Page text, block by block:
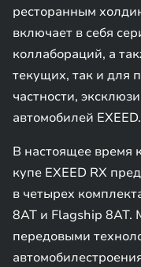
ресторанным
включает в себя
коллабораций, а
текущих, так и для
частности,
автомобилей EXEED.
В настоящее время
купе EXEED RX
в четырех
8AT и Flagship
передовыми